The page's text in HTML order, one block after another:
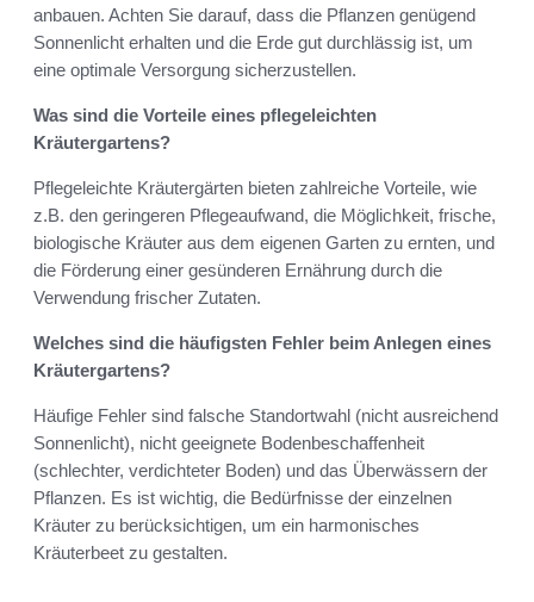
anbauen. Achten Sie darauf, dass die Pflanzen genügend
Sonnenlicht erhalten und die Erde gut durchlässig ist, um
eine optimale Versorgung sicherzustellen.
Was sind die Vorteile eines pflegeleichten
Kräutergartens?
Pflegeleichte Kräutergärten bieten zahlreiche Vorteile, wie
z.B. den geringeren Pflegeaufwand, die Möglichkeit, frische,
biologische Kräuter aus dem eigenen Garten zu ernten, und
die Förderung einer gesünderen Ernährung durch die
Verwendung frischer Zutaten.
Welches sind die häufigsten Fehler beim Anlegen eines
Kräutergartens?
Häufige Fehler sind falsche Standortwahl (nicht ausreichend
Sonnenlicht), nicht geeignete Bodenbeschaffenheit
(schlechter, verdichteter Boden) und das Überwässern der
Pflanzen. Es ist wichtig, die Bedürfnisse der einzelnen
Kräuter zu berücksichtigen, um ein harmonisches
Kräuterbeet zu gestalten.